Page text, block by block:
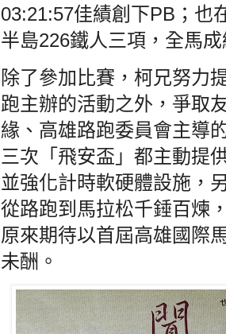
03:21:57佳績創下PB；也
半島226鐵人三項，全馬
除了參加比賽，柯兄努力
跑主辦的活動之外，爭取
緣、高雄路跑委員會主導
三次「飛安盃」都主動提
並強化計時軟硬體設施，
從路跑到馬拉松千錘百煉
原來期待以首屆高雄國際
未酬。